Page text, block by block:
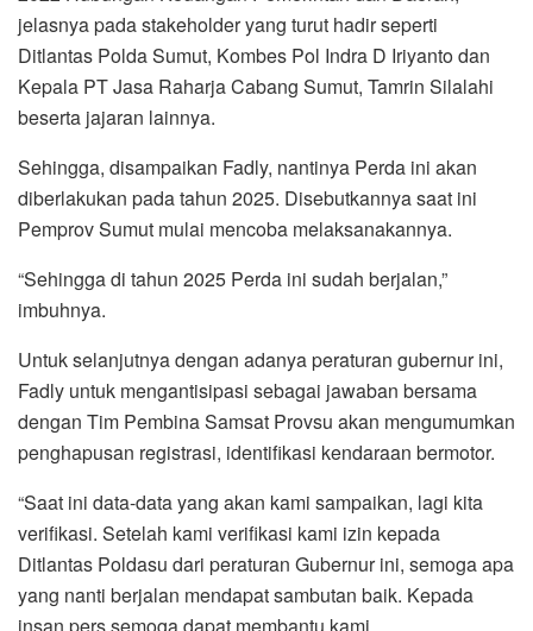
jelasnya pada stakeholder yang turut hadir seperti
Ditlantas Polda Sumut, Kombes Pol Indra D Iriyanto dan
Kepala PT Jasa Raharja Cabang Sumut, Tamrin Silalahi
beserta jajaran lainnya.
Sehingga, disampaikan Fadly, nantinya Perda ini akan
diberlakukan pada tahun 2025. Disebutkannya saat ini
Pemprov Sumut mulai mencoba melaksanakannya.
“Sehingga di tahun 2025 Perda ini sudah berjalan,”
imbuhnya.
Untuk selanjutnya dengan adanya peraturan gubernur ini,
Fadly untuk mengantisipasi sebagai jawaban bersama
dengan Tim Pembina Samsat Provsu akan mengumumkan
penghapusan registrasi, identifikasi kendaraan bermotor.
“Saat ini data-data yang akan kami sampaikan, lagi kita
verifikasi. Setelah kami verifikasi kami izin kepada
Ditlantas Poldasu dari peraturan Gubernur ini, semoga apa
yang nanti berjalan mendapat sambutan baik. Kepada
insan pers semoga dapat membantu kami